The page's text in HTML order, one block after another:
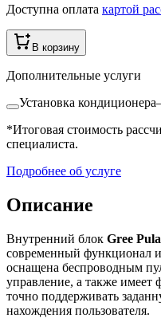
Доступна оплата картой
В корзину
Дополнительные услуги
Установка кондиционера
*Итоговая стоимость
специалиста.
Подробнее об услуге
Описание
Внутренний блок Gree
современный функционал
оснащена беспроводным
управление, а также
точно поддерживать
нахождения пользователя.